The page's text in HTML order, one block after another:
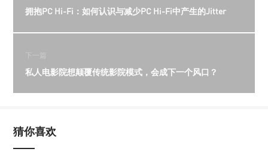
拥抱PC Hi-Fi：如何认识与减少PC Hi-Fi中产生的Jitter
下一篇
私人电影院想颠覆传统影院模式，会成下一个风口？
猜你喜欢